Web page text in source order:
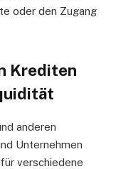
oder den Zugang
Krediten
anderen
Unternehmen
verschiedene